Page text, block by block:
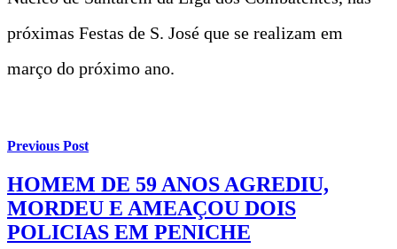
próximas Festas de S. José que se realizam em
março do próximo ano.
Previous Post
HOMEM DE 59 ANOS AGREDIU,
MORDEU E AMEAÇOU DOIS
POLICIAS EM PENICHE